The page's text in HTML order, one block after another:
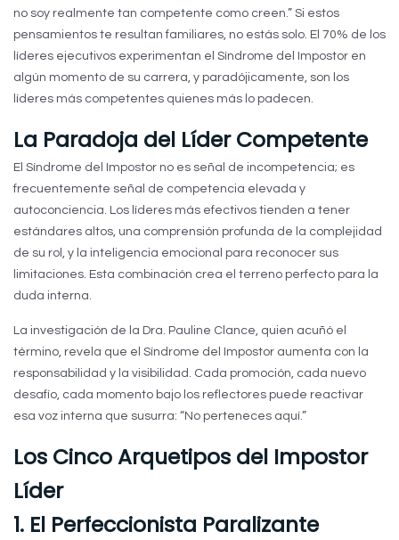
no soy realmente tan competente como creen.” Si estos
pensamientos te resultan familiares, no estás solo. El 70% de los
líderes ejecutivos experimentan el Síndrome del Impostor en
algún momento de su carrera, y paradójicamente, son los
líderes más competentes quienes más lo padecen.
La Paradoja del Líder Competente
El Síndrome del Impostor no es señal de incompetencia; es
frecuentemente señal de competencia elevada y
autoconciencia. Los líderes más efectivos tienden a tener
estándares altos, una comprensión profunda de la complejidad
de su rol, y la inteligencia emocional para reconocer sus
limitaciones. Esta combinación crea el terreno perfecto para la
duda interna.
La investigación de la Dra. Pauline Clance, quien acuñó el
término, revela que el Síndrome del Impostor aumenta con la
responsabilidad y la visibilidad. Cada promoción, cada nuevo
desafío, cada momento bajo los reflectores puede reactivar
esa voz interna que susurra: “No perteneces aquí.”
Los Cinco Arquetipos del Impostor
Líder
1. El Perfeccionista Paralizante